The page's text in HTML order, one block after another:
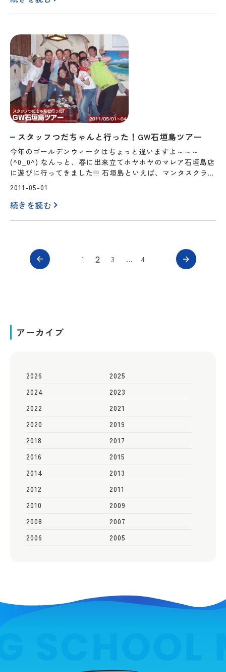
スタッフつだちゃんと行った！GW石垣島ツアー
今年のゴールデンウィークはちょっと違いますよ～～～
(^0_0^) なんっと、春に出来立てホヤホヤのマレア石垣島店
に遊びに行ってきました!!! 石垣島といえば、マンタスクラン
ブル・・・キレイなサンゴ・・・石垣牛?・・・どれだけ楽
今回のメンバーはこちらです↓↓ 羽田空港から、一度、那
2011-05-01
続きを読む
1 2 3 4
アーカイブ
2026
2025
2024
2023
2022
2021
2020
2019
2018
2017
2016
2015
2014
2013
2012
2011
2010
2009
2008
2007
2006
2005